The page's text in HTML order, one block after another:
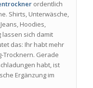
ordentlich
Shirts, Unterwäsche,
Hoodies,
sich damit
das: Ihr habt mehr
Trocknern. Gerade
habt, ist
Ergänzung im